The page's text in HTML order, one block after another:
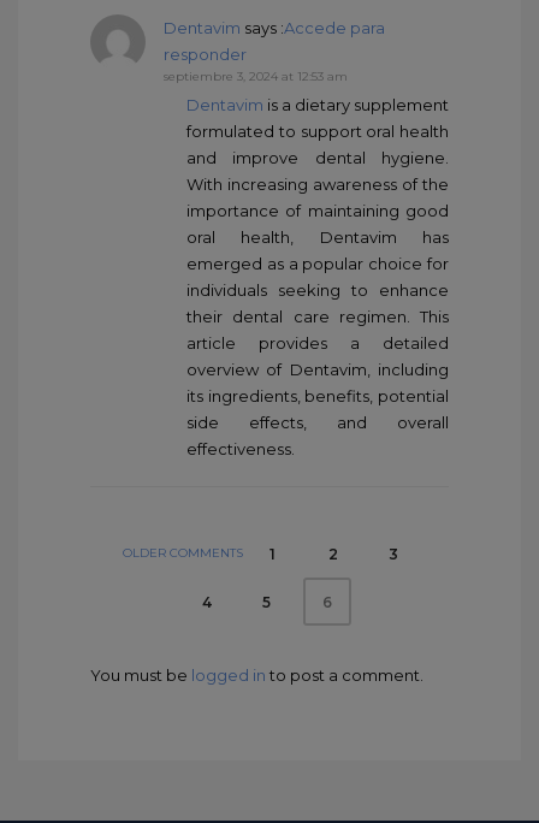
Dentavim says :Accede para
responder
septiembre 3, 2024 at 12:53 am
Dentavim is a dietary supplement
formulated to support oral health
and improve dental hygiene.
With increasing awareness of the
importance of maintaining good
oral health, Dentavim has
emerged as a popular choice for
individuals seeking to enhance
their dental care regimen. This
article provides a detailed
overview of Dentavim, including
its ingredients, benefits, potential
side effects, and overall
effectiveness.
OLDER COMMENTS 1 2 3
4 5 6
You must be logged in to post a comment.